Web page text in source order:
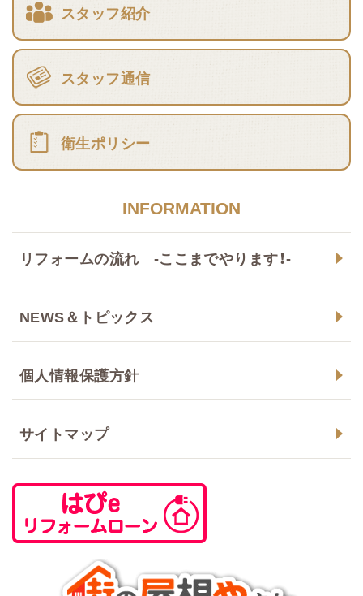
スタッフ紹介
スタッフ通信
衛生ポリシー
INFORMATION
リフォームの流れ -ここまでやります！-
NEWS＆トピックス
個人情報保護方針
サイトマップ